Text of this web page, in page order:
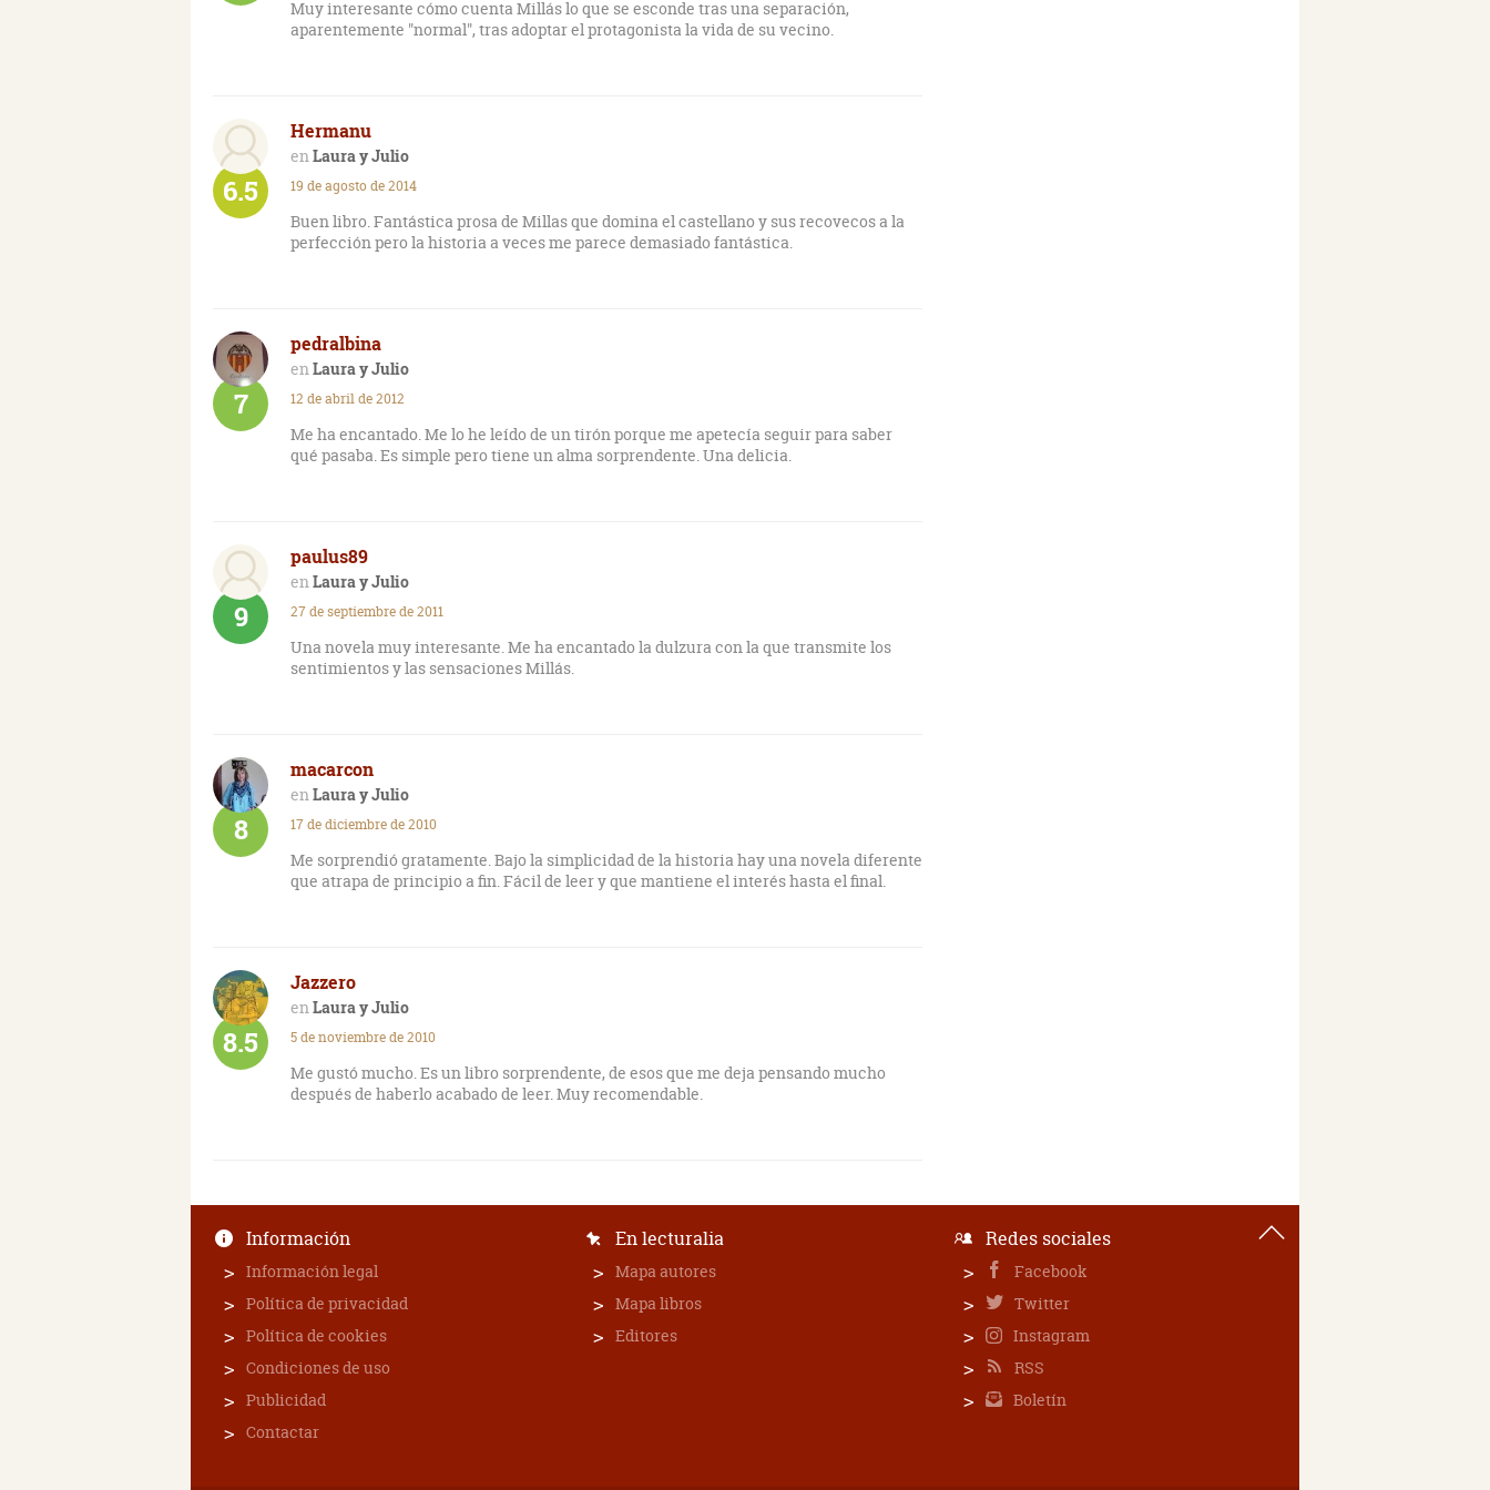
Muy interesante cómo cuenta Millás lo que se esconde tras una separación,
aparentemente "normal", tras adoptar el protagonista la vida de su vecino.
Hermanu
Laura y Julio
6.5 19 de agosto de 2014
Buen libro. Fantástica prosa de Millas que domina el castellano y sus recovecos a la
perfección pero la historia a veces me parece demasiado fantástica.
pedralbina
Laura y Julio
7 12 de abril de 2012
Me ha encantado. Me lo he leído de un tirón porque me apetecía seguir para saber
qué pasaba. Es simple pero tiene un alma sorprendente. Una delicia.
paulus89
Laura y Julio
9 27 de septiembre de 2011
Una novela muy interesante. Me ha encantado la dulzura con la que transmite los
sentimientos y las sensaciones Millás.
macarcon
Laura y Julio
8 17 de diciembre de 2010
Me sorprendió gratamente. Bajo la simplicidad de la historia hay una novela diferente
que atrapa de principio a fin. Fácil de leer y que mantiene el interés hasta el final.
Jazzero
Laura y Julio
8.5 5 de noviembre de 2010
Me gustó mucho. Es un libro sorprendente, de esos que me deja pensando mucho
después de haberlo acabado de leer. Muy recomendable.
Información
Información legal
Política de privacidad
Política de cookies
Condiciones de uso
Publicidad
Contactar
En lecturalia
Mapa autores
Mapa libros
Editores
Redes sociales
Facebook
Twitter
Instagram
RSS
Boletín